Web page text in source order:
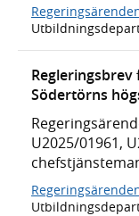
Södertörns
U2025/01961,